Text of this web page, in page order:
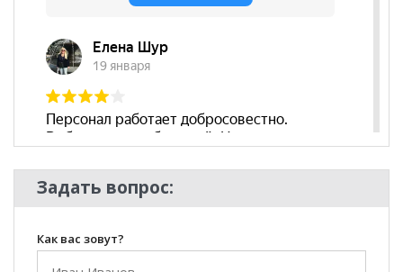
Задать вопрос:
Как вас зовут?